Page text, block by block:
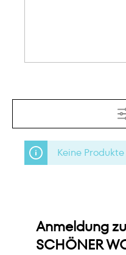
Keine
Anmeldung
SCHÖNER